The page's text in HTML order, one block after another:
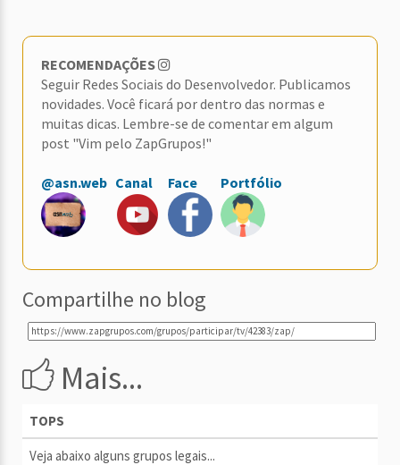
RECOMENDAÇÕES
Seguir Redes Sociais do Desenvolvedor. Publicamos
novidades. Você ficará por dentro das normas e
muitas dicas. Lembre-se de comentar em algum
post "Vim pelo ZapGrupos!"
@asn.web Canal Face Portfólio
Compartilhe no blog
Mais...
TOPS
Veja abaixo alguns grupos legais...